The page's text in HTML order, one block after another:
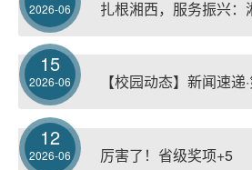
2026-06
15
2026-06 【校园动态】新闻速递
12
2026-06 厉害了！省级奖项+5